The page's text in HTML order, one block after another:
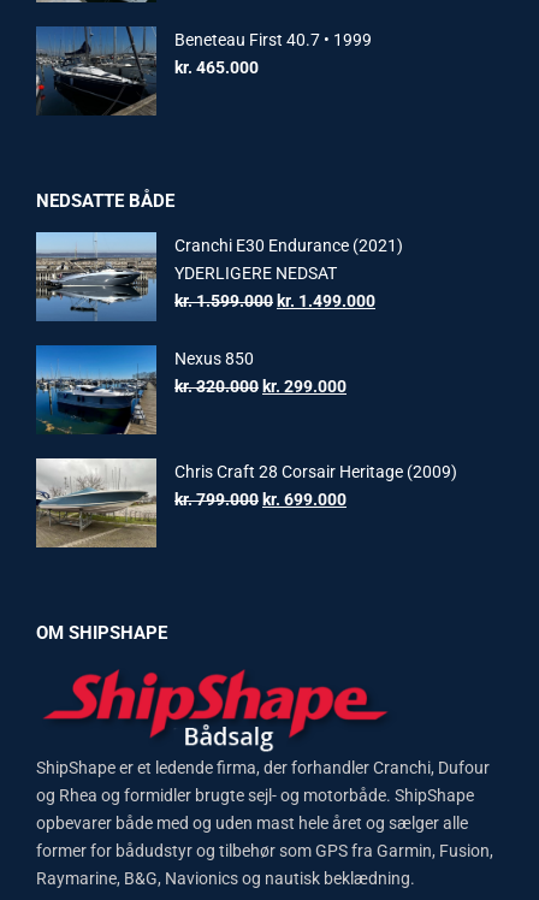
Beneteau First 40.7 • 1999
kr. 465.000
NEDSATTE BÅDE
Cranchi E30 Endurance (2021)
YDERLIGERE NEDSAT
kr.1.599.000Original
kr. 1.599.000.
kr. 1.499.000Current
Nexus 850
kr.320.000Original
kr. 320.000.
kr. 299.000Current
kr. 299.000.
Chris Craft 28 Corsair Heritage (2009)
kr.799.000Original
kr. 699.000Current
OM SHIPSHAPE
ShipShape er et ledende firma, der forhandler Cranchi, Dufour
og Rhea og formidler brugte sejl- og motorbåde. ShipShape
opbevarer både med og uden mast hele året og sælger alle
former for bådudstyr og tilbehør som GPS fra Garmin, Fusion,
Raymarine, B&G, Navionics og nautisk beklædning.